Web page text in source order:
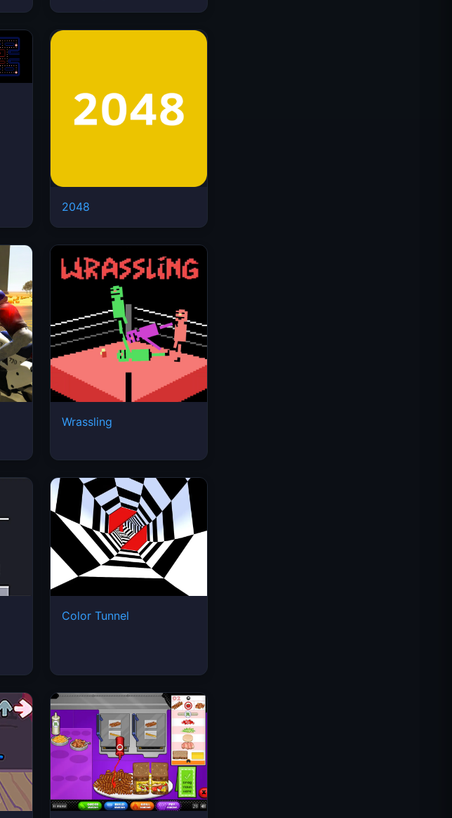
2048
Wrassling
Color Tunnel